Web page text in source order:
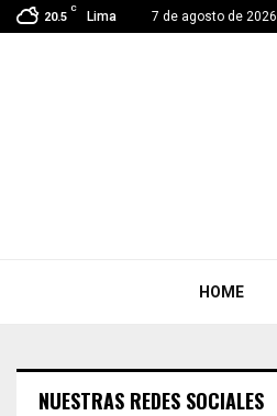
20.5
C
Lima 7 de agosto de 2026
HOME
NUESTRAS REDES SOCIALES